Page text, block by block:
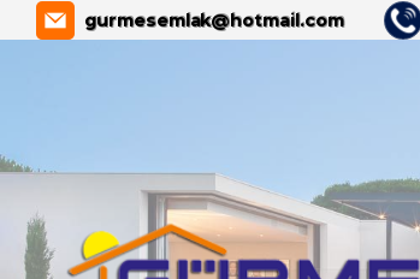
GÜRMES GAYRİMENKUL
gurmesemlak@hotmail.com